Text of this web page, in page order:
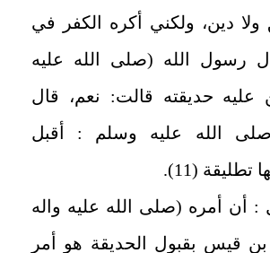
دين، ولكني أكره الكفر في
رسول الله (صلى الله عليه
عليه حديقته قالت: نعم، قال
الله عليه وسلم : أقبل
تطليقة (11).
: أن أمره (صلى الله عليه واله
قيس بقبول الحديقة هو أمر